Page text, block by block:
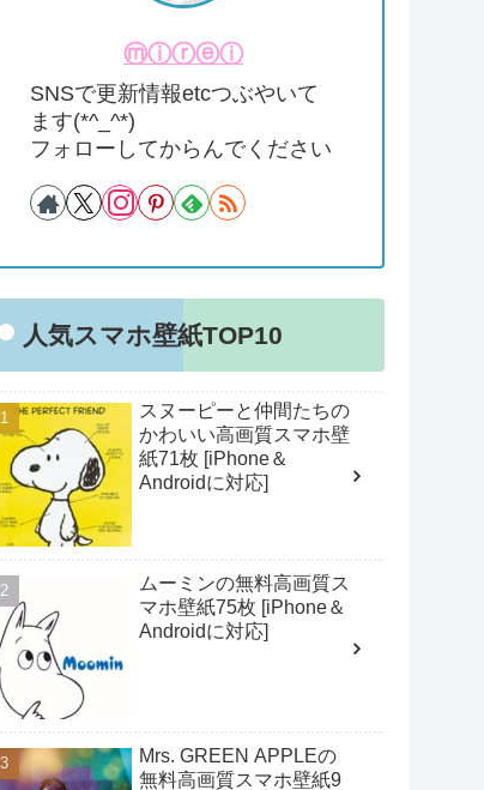
ⓜⓘⓡⓔⓘ
SNSで更新情報etcつぶやいて
ます(*^_^*)
フォローしてからんでください
人気スマホ壁紙TOP10
スヌーピーと仲間たちの
かわいい高画質スマホ壁
紙71枚 [iPhone＆
Androidに対応]
ムーミンの無料高画質ス
マホ壁紙75枚 [iPhone＆
Androidに対応]
Mrs. GREEN APPLEの
無料高画質スマホ壁紙9